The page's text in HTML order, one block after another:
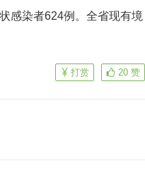
感染者624例。全省现有境
20 赞
打赏